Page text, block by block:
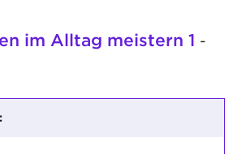
im Alltag meistern 1 -